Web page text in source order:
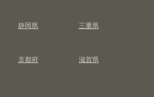
静岡県
三重県
京都府
滋賀県